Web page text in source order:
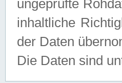
ungeprüfte
inhaltliche
der Daten
Die Daten sind